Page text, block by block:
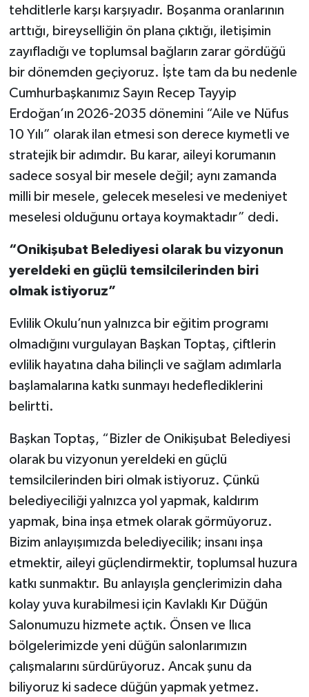
tehditlerle karşı karşıyadır. Boşanma oranlarının
arttığı, bireyselliğin ön plana çıktığı, iletişimin
zayıfladığı ve toplumsal bağların zarar gördüğü
bir dönemden geçiyoruz. İşte tam da bu nedenle
Cumhurbaşkanımız Sayın Recep Tayyip
Erdoğan’ın 2026-2035 dönemini “Aile ve Nüfus
10 Yılı” olarak ilan etmesi son derece kıymetli ve
stratejik bir adımdır. Bu karar, aileyi korumanın
sadece sosyal bir mesele değil; aynı zamanda
milli bir mesele, gelecek meselesi ve medeniyet
meselesi olduğunu ortaya koymaktadır” dedi.
“Onikişubat Belediyesi olarak bu vizyonun
yereldeki en güçlü temsilcilerinden biri
olmak istiyoruz”
Evlilik Okulu’nun yalnızca bir eğitim programı
olmadığını vurgulayan Başkan Toptaş, çiftlerin
evlilik hayatına daha bilinçli ve sağlam adımlarla
başlamalarına katkı sunmayı hedeflediklerini
belirtti.
Başkan Toptaş, “Bizler de Onikişubat Belediyesi
olarak bu vizyonun yereldeki en güçlü
temsilcilerinden biri olmak istiyoruz. Çünkü
belediyeciliği yalnızca yol yapmak, kaldırım
yapmak, bina inşa etmek olarak görmüyoruz.
Bizim anlayışımızda belediyecilik; insanı inşa
etmektir, aileyi güçlendirmektir, toplumsal huzura
katkı sunmaktır. Bu anlayışla gençlerimizin daha
kolay yuva kurabilmesi için Kavlaklı Kır Düğün
Salonumuzu hizmete açtık. Önsen ve Ilıca
bölgelerimizde yeni düğün salonlarımızın
çalışmalarını sürdürüyoruz. Ancak şunu da
biliyoruz ki sadece düğün yapmak yetmez.